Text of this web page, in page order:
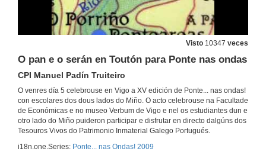
Visto 10347 veces
O pan e o serán en Toutón para Ponte nas ondas
CPI Manuel Padín Truiteiro
O venres día 5 celebrouse en Vigo a XV edición de Ponte... nas ondas!
con escolares dos dous lados do Miño. O acto celebrouse na Facultade
de Económicas e no museo Verbum de Vigo e nel os estudiantes dun e
otro lado do Miño puideron participar e disfrutar en directo dalgúns dos
Tesouros Vivos do Patrimonio Inmaterial Galego Portugués.
i18n.one.Series: Ponte... nas Ondas! 2009
5 de maio de 2009
CEIP Chans Bembrive
5 de maio de 2009